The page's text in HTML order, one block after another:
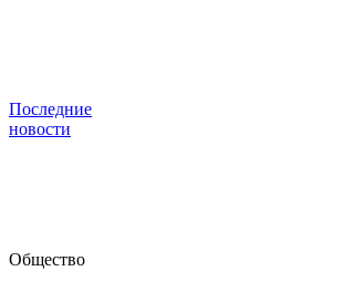
Последние
новости
Общество